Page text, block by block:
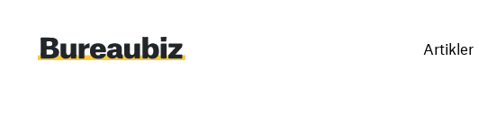
indhold
Artikler